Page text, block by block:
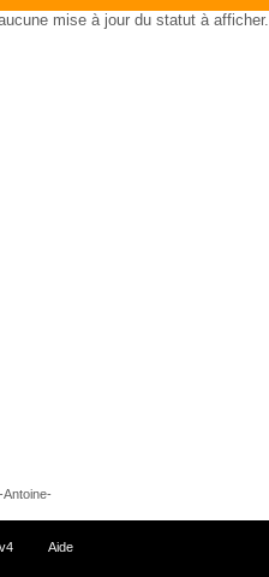
aucune mise à jour du statut à afficher.
Antoine-
Aide